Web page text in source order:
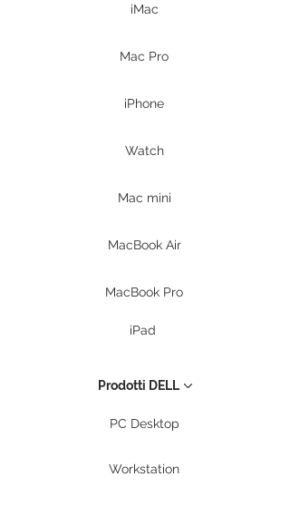
iMac
Mac Pro
iPhone
Watch
Mac mini
MacBook Air
MacBook Pro
iPad
Prodotti DELL
PC Desktop
Workstation